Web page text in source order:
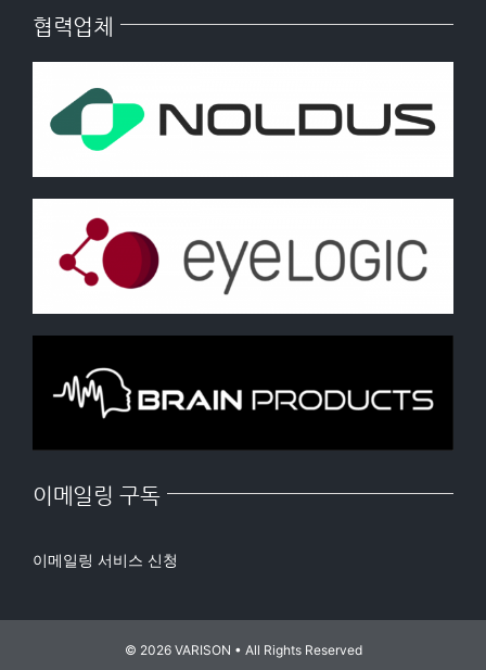
협력업체
이메일링 구독
이메일링 서비스 신청
© 2026 VARISON • All Rights Reserved